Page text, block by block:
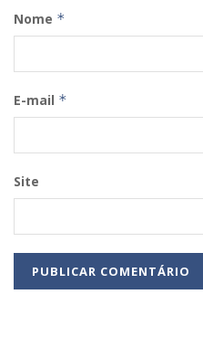
Nome *
E-mail *
Site